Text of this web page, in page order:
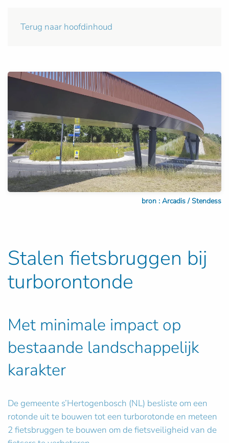
Terug naar hoofdinhoud
bron : Arcadis / Stendess
Stalen fietsbruggen bij
turborontonde
Met minimale impact op
bestaande landschappelijk
karakter
De gemeente s’Hertogenbosch (NL) besliste om een
rotonde uit te bouwen tot een turborotonde en meteen
2 fietsbruggen te bouwen om de fietsveiligheid van de